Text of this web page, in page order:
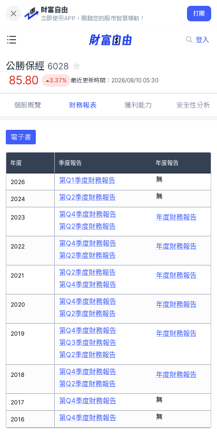
財富自由
立即使用APP，開啟您的股市智慧導航！
打開
登入
85.80
3.37%
公勝保經 6028
85.80 3.37% 最近更新時間： 2026/08/10 05:30
個股概覽 財務報表 獲利能力 安全性分析
電子書
年度 季度報告 年度報告
2026
2024
2023
2022
2021
2020
2019
2018
2017
2016
第Q1季度財務報告 無
第Q2季度財務報告 無
第Q4季度財務報告
第Q2季度財務報告
年度財務報告
第Q4季度財務報告
第Q2季度財務報告
年度財務報告
第Q2季度財務報告
第Q4季度財務報告
年度財務報告
第Q4季度財務報告
第Q2季度財務報告
年度財務報告
第Q4季度財務報告
第Q3季度財務報告
第Q2季度財務報告
年度財務報告
第Q4季度財務報告
第Q2季度財務報告
年度財務報告
第Q4季度財務報告 無
第Q4季度財務報告 無